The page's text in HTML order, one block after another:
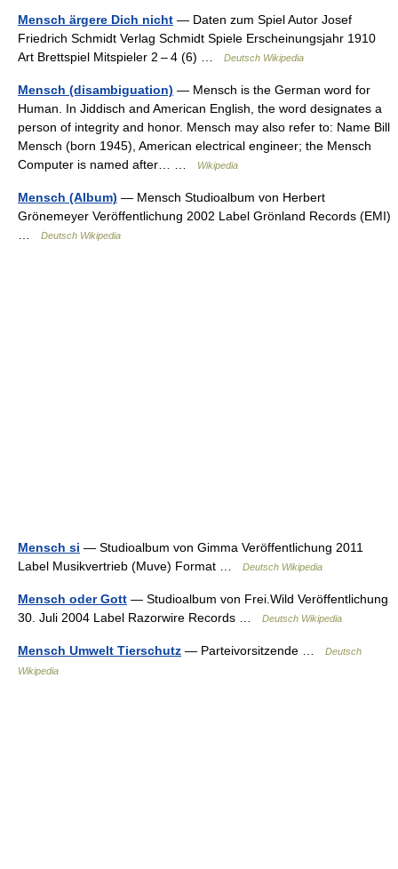
Mensch ärgere Dich nicht — Daten zum Spiel Autor Josef
Friedrich Schmidt Verlag Schmidt Spiele Erscheinungsjahr 1910
Art Brettspiel Mitspieler 2 – 4 (6) …
Deutsch Wikipedia
Mensch (disambiguation) — Mensch is the German word for
Human. In Jiddisch and American English, the word designates a
person of integrity and honor. Mensch may also refer to: Name Bill
Mensch (born 1945), American electrical engineer; the Mensch
Computer is named after… …
Wikipedia
Mensch (Album) — Mensch Studioalbum von Herbert
Grönemeyer Veröffentlichung 2002 Label Grönland Records (EMI)
Deutsch Wikipedia
Mensch si — Studioalbum von Gimma Veröffentlichung 2011
Label Musikvertrieb (Muve) Format …
Deutsch Wikipedia
Mensch oder Gott — Studioalbum von Frei.Wild Veröffentlichung
30. Juli 2004 Label Razorwire Records …
Deutsch Wikipedia
Mensch Umwelt Tierschutz — Partei­vor­sit­zende …
Deutsch
Wikipedia